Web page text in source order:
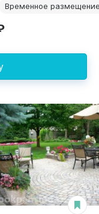
Временное